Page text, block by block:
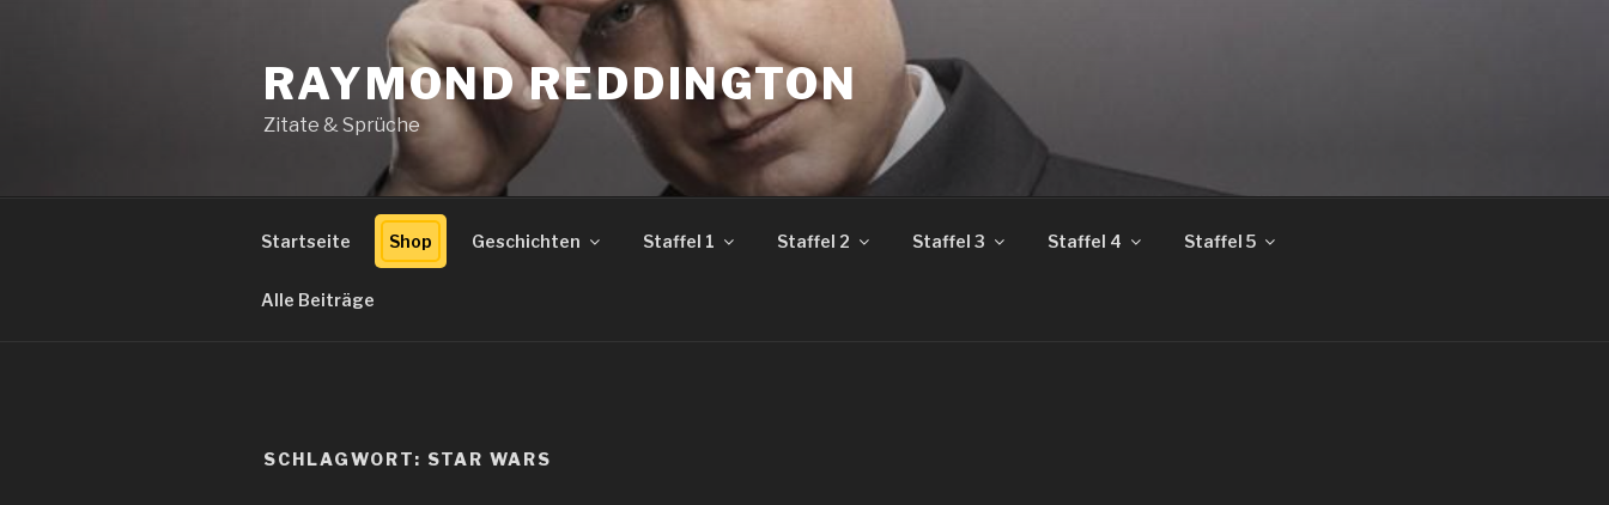
RAYMOND REDDINGTON
Zitate & Sprüche
Startseite Shop Geschichten Staffel 1 Staffel 2 Staffel 3 Staffel 4 Staffel 5
Alle Beiträge
SCHLAGWORT: STAR WARS